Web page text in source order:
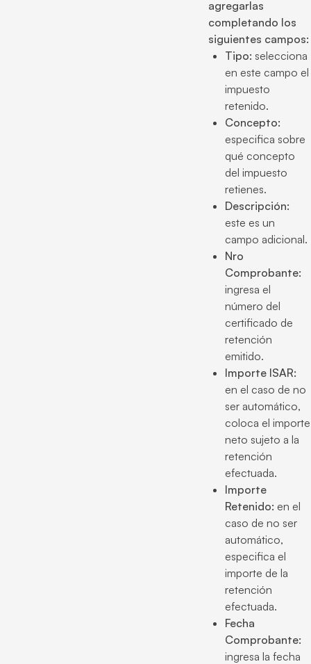
agregarlas
completando los
siguientes campos:
Tipo: selecciona
en este campo el
impuesto
retenido.
Concepto:
especifica sobre
qué concepto
del impuesto
retienes.
Descripción:
este es un
campo adicional.
Nro
Comprobante:
ingresa el
número del
certificado de
retención
emitido.
Importe ISAR:
en el caso de no
ser automático,
coloca el importe
neto sujeto a la
retención
efectuada.
Importe
Retenido: en el
caso de no ser
automático,
especifica el
importe de la
retención
efectuada.
Fecha
Comprobante:
ingresa la fecha